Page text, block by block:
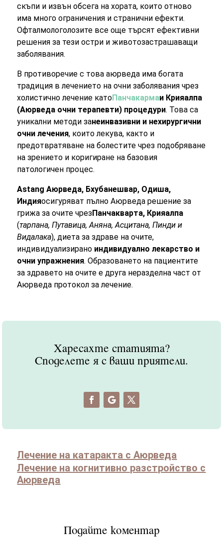
скъпи и извън обсега на хората, които отново
има много ограничения и странични ефекти.
Офталмологолозите все още търсят ефективни
решения за тези остри и животозастрашаващи
заболявания.
В противоречие с това аюрведа има богата
традиция в лечението на очни заболявания чрез
холистично лечение катоПанчакармаи Крияалпа
(Аюрведа очни терапевти) процедури. Това са
уникални методи занеинвазивни и нехирургични
очни лечения, които лекува, както и
предотвратяване на болестите чрез подобряване
на зрението и коригиране на базовия
патологичен процес.
Astang Аюрведа, Бхубанешвар, Одиша,
Индияосигуряват пълно Аюрведа решение за
грижа за очите чрезПанчакварта, Крияалпа
(тарпана, Путавица, Аняна, Асцитана, Пинди и
Видалака), диета за здраве на очите,
индивидуализирано индивидуално лекарство и
очни упражнения. Образоването на пациентите
за здравето на очите е друга неразделна част от
Аюрведа протокол за лечение.
Харесахте статията?
Споделете я с ваши приятели.
Лечение на катаракта с Аюрведа
Лечение на когнитивно разстройство с
Аюрведа
Подайте коментар